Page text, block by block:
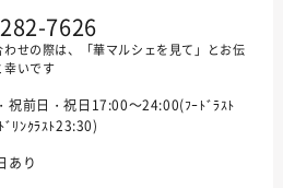
7626
わせの際は、「華マルシェを見て」とお伝
幸いです
祝前日・祝日17:00～24:00(ﾌｰﾄﾞﾗｽﾄ
ﾘﾝｸﾗｽﾄ23:30)
あり